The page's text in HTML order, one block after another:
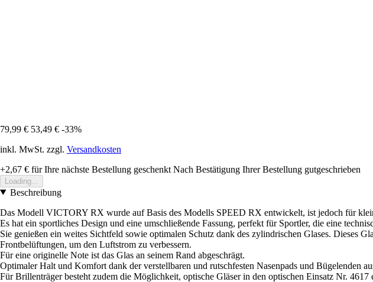
79,99 € 53,49 € -33%
inkl. MwSt. zzgl. Versandkosten
+2,67 € für Ihre nächste Bestellung geschenkt Nach Bestätigung Ihrer Bestellung gutgeschrieben
Loading...
Beschreibung
Das Modell VICTORY RX wurde auf Basis des Modells SPEED RX entwickelt, ist jedoch für
Es hat ein sportliches Design und eine umschließende Fassung, perfekt für Sportler, die eine
Sie genießen ein weites Sichtfeld sowie optimalen Schutz dank des zylindrischen Glases. Dieses
Frontbelüftungen, um den Luftstrom zu verbessern.
Für eine originelle Note ist das Glas an seinem Rand abgeschrägt.
Optimaler Halt und Komfort dank der verstellbaren und rutschfesten Nasenpads und Bügelenden
Für Brillenträger besteht zudem die Möglichkeit, optische Gläser in den optischen Einsatz Nr. 4617